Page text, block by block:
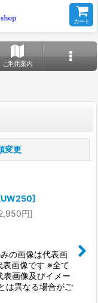
カート
ご利用案内
変更
UW250]
円]
の画像は代表画
画像です ※全て
表画像及びイメー
は異なる場合がご